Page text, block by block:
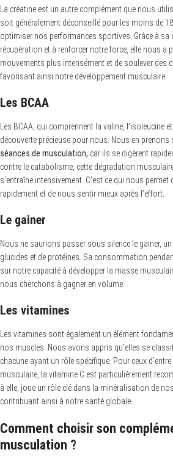
La créatine est un autre complément que nous
soit généralement déconseillé pour les moins de
optimiser nos performances sportives. Grâce à sa
récupération et à renforcer notre force, elle nous a
mouvements plus intensément et de soulever des
favorisant ainsi notre développement musculaire.
Les BCAA
Les BCAA, qui comprennent la valine, l’isoleucine
découverte précieuse pour nous. Nous en
séances de musculation, car ils se digèrent
contre le catabolisme, cette dégradation
s’entraîne intensivement. C’est ce qui nous
rapidement et de nous sentir mieux après l’effort.
Le gainer
Nous ne saurions passer sous silence le gainer,
glucides et de protéines. Sa consommation
sur notre capacité à développer la masse
nous cherchons à gagner en volume.
Les vitamines
Les vitamines sont également un élément
nos muscles. Nous avons appris qu’elles se
chacune ayant un rôle spécifique. Pour ceux
musculaire, la vitamine C est particulièrement
à elle, joue un rôle clé dans la minéralisation de
contribuant ainsi à notre santé globale.
Comment choisir son
musculation ?